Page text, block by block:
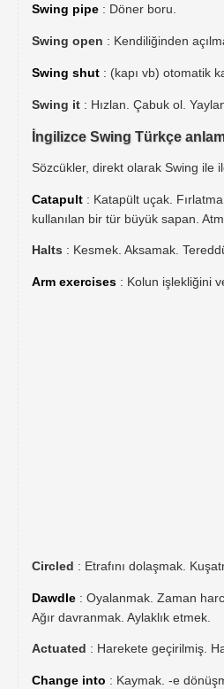
Swing pipe : Döner boru.
Swing open : Kendiliğinden
Swing shut : (kapı vb) otomatik
Swing it : Hızlan. Çabuk ol.
İngilizce Swing Türkçe
Sözcükler, direkt olarak Swing ile
Catapult : Katapült uçak.
kullanılan bir tür büyük sapan.
Halts : Kesmek. Aksamak.
Arm exercises : Kolun işlekliğini
Circled : Etrafını dolaşmak.
Dawdle : Oyalanmak. Zaman
Ağır davranmak. Aylaklık etmek.
Actuated : Harekete geçirilmiş.
Change into : Kaymak. -e